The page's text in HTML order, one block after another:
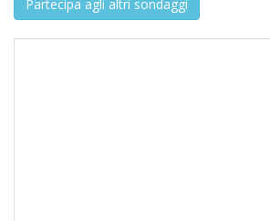
Partecipa agli altri sondaggi